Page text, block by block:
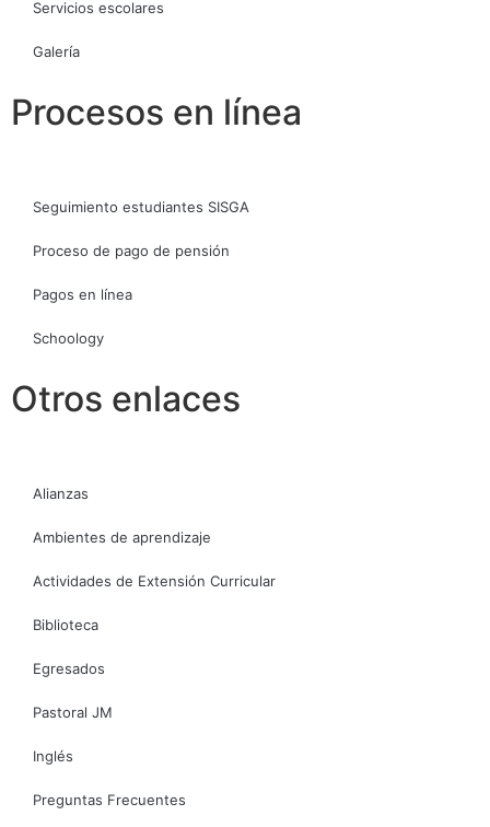
Servicios escolares
Galería
Procesos en línea
Seguimiento estudiantes SISGA
Proceso de pago de pensión
Pagos en línea
Schoology
Otros enlaces
Alianzas
Ambientes de aprendizaje
Actividades de Extensión Curricular
Biblioteca
Egresados
Pastoral JM
Inglés
Preguntas Frecuentes